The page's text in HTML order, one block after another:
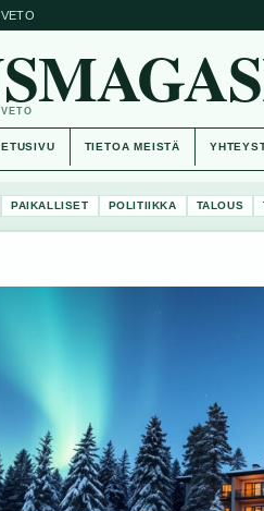
ETUSIVU TIETOA MEISTÄ
PAIKALLISET POLITIIKKA TALOUS